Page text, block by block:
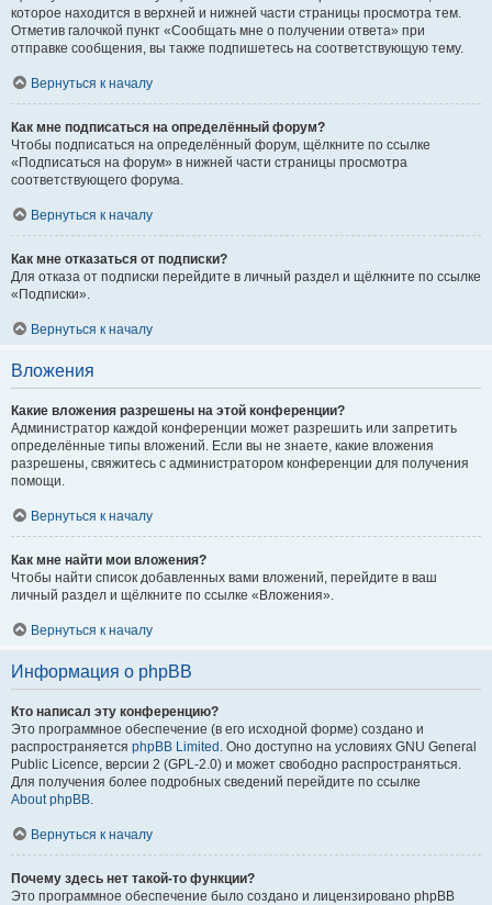
которое находится в верхней и нижней части страницы просмотра тем.
Отметив галочкой пункт «Сообщать мне о получении ответа» при
отправке сообщения, вы также подпишетесь на соответствующую тему.
Вернуться к началу
Как мне подписаться на определённый форум?
Чтобы подписаться на определённый форум, щёлкните по ссылке
«Подписаться на форум» в нижней части страницы просмотра
соответствующего форума.
Вернуться к началу
Как мне отказаться от подписки?
Для отказа от подписки перейдите в личный раздел и щёлкните по ссылке
«Подписки».
Вернуться к началу
Вложения
Какие вложения разрешены на этой конференции?
Администратор каждой конференции может разрешить или запретить
определённые типы вложений. Если вы не знаете, какие вложения
разрешены, свяжитесь с администратором конференции для получения
помощи.
Вернуться к началу
Как мне найти мои вложения?
Чтобы найти список добавленных вами вложений, перейдите в ваш
личный раздел и щёлкните по ссылке «Вложения».
Вернуться к началу
Информация о phpBB
Кто написал эту конференцию?
Это программное обеспечение (в его исходной форме) создано и
распространяется phpBB Limited . Оно доступно на условиях GNU General
Public Licence, версии 2 (GPL-2.0) и может свободно распространяться.
Для получения более подробных сведений перейдите по ссылке
About phpBB.
Вернуться к началу
Почему здесь нет такой-то функции?
Это программное обеспечение было создано и лицензировано phpBB